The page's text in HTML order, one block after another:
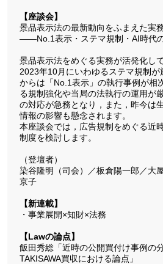
【座談会】
景品表示法の最新動向をふまえた実
――No.1表示・ステマ規制・AI時代
景品表示法をめぐる実務が活発化し
2023年10月にいわゆるステマ規制
からは「No.1表示」の執行事例が相
る規制強化や当局の法執行の運用が
の対応が急務となり，また，昨今は
情報の影響も懸念されます。
本座談会では，広告規制をめぐる近
制度を検討します。
（登壇者）
染谷隆明（司会）／板倉陽一郎／大
京子
【新連載】
・事業展開×知財×法務
【Lawの論点】
飯田秀総「近時の公開買付け事例
TAKISAWA買収における論点」